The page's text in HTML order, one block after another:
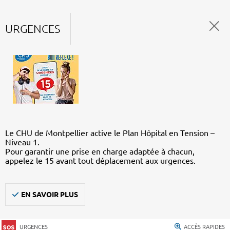
URGENCES
Le CHU de Montpellier active le Plan Hôpital en Tension –
Niveau 1.
Pour garantir une prise en charge adaptée à chacun,
appelez le 15 avant tout déplacement aux urgences.
EN SAVOIR PLUS
URGENCES ACCÈS RAPIDES